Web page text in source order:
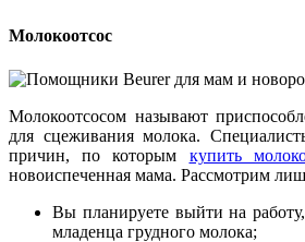
Молокоотсос
Молокоотсосом называют
для сцеживания молока.
причин, по которым купить
новоиспеченная мама. Рассмотрим
Вы планируете выйти на
младенца грудного молока;